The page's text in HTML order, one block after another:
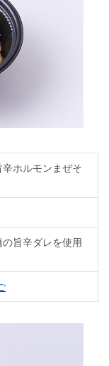
辛ホルモンまぜそ
旨辛ダレを使用